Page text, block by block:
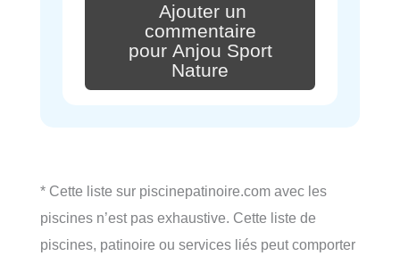
Ajouter un
commentaire
pour Anjou Sport
Nature
* Cette liste sur piscinepatinoire.com avec les
piscines n’est pas exhaustive. Cette liste de
piscines, patinoire ou services liés peut comporter